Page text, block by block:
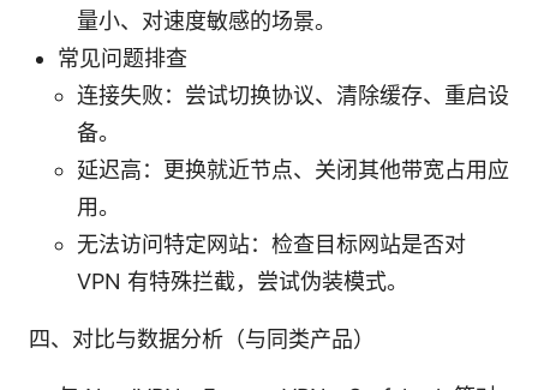
量小、对速度敏感的场景。
常见问题排查
连接失败：尝试切换协议、清除缓存、重启设
备。
延迟高：更换就近节点、关闭其他带宽占用应
用。
无法访问特定网站：检查目标网站是否对
VPN 有特殊拦截，尝试伪装模式。
四、对比与数据分析（与同类产品）